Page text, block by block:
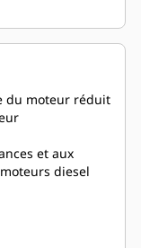
du moteur réduit
et aux
diesel